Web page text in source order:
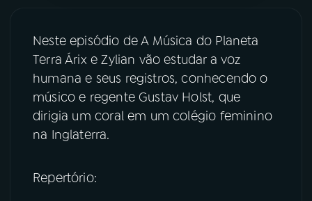
07ÚLTIMAS
08PRÊMIO RÁDIO MEC
ACOMPANHE A RÁDIO MEC
Neste episódio de A Música do Planeta
Terra Árix e Zylian vão estudar a voz
humana e seus registros, conhecendo o
músico e regente Gustav Holst, que
dirigia um coral em um colégio feminino
na Inglaterra.
Repertório: